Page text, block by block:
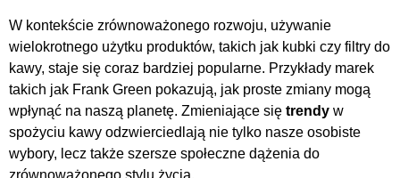
W kontekście zrównoważonego rozwoju, używanie
wielokrotnego użytku produktów, takich jak kubki czy filtry do
kawy, staje się coraz bardziej popularne. Przykłady marek
takich jak Frank Green pokazują, jak proste zmiany mogą
wpłynąć na naszą planetę. Zmieniające się trendy w
spożyciu kawy odzwierciedlają nie tylko nasze osobiste
wybory, lecz także szersze społeczne dążenia do
zrównoważonego stylu życia.